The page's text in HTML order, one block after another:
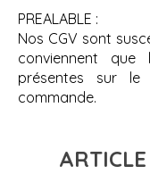
PREALABLE :
Nos CGV sont
conviennent
présentes sur
commande.